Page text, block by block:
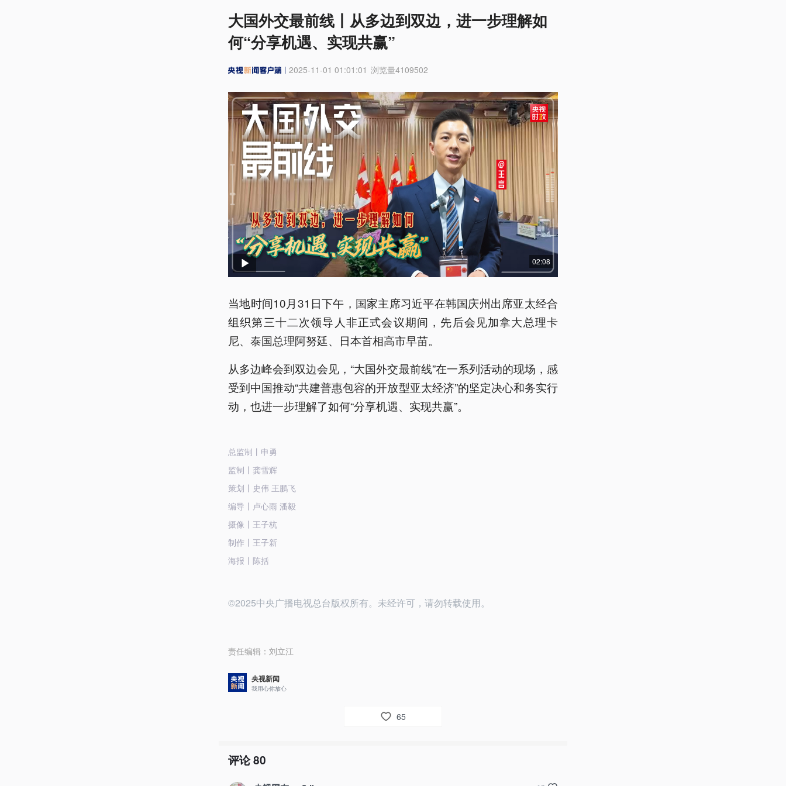
大国外交最前线丨从多边到双边，进一步理解如
何“分享机遇、实现共赢”
2025-11-01 01:01:01 浏览量4109502
02:08
当地时间10月31日下午，国家主席习近平在韩国庆州出席亚太经合
组织第三十二次领导人非正式会议期间，先后会见加拿大总理卡
尼、泰国总理阿努廷、日本首相高市早苗。
从多边峰会到双边会见，“大国外交最前线”在一系列活动的现场，感
受到中国推动“共建普惠包容的开放型亚太经济”的坚定决心和务实行
动，也进一步理解了如何“分享机遇、实现共赢”。
总监制丨申勇
监制丨龚雪辉
策划丨史伟 王鹏飞
编导丨卢心雨 潘毅
摄像丨王子杭
制作丨王子新
海报丨陈括
©2025中央广播电视总台版权所有。未经许可，请勿转载使用。
责任编辑： 刘立江
央视新闻
我用心你放心
65
评论80